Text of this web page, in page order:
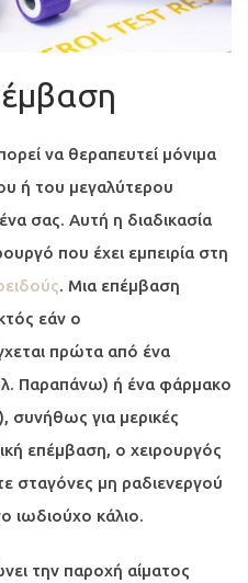
να θεραπευτεί μόνιμα
ή του μεγαλύτερου
σας. Αυτή η διαδικασία
που έχει εμπειρία στη
. Μια επέμβαση
εάν ο
πρώτα από ένα
Παραπάνω) ή ένα φάρμακο
για μερικές
επέμβαση, ο χειρουργός
σταγόνες μη ραδιενεργού
ιωδιούχο κάλιο.
την παροχή αίματος